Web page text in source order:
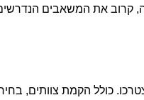
קרוב את המשאבים
כולל הקמת צוותים,